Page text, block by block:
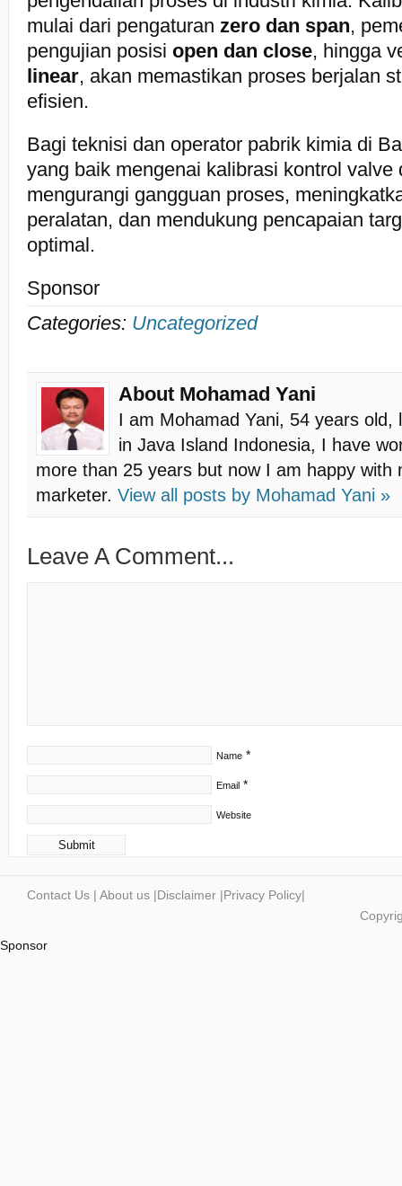
mulai dari pengaturan zero dan span,
pengujian posisi open dan close, hingga
linear, akan memastikan proses berjalan
efisien.
Bagi teknisi dan operator pabrik kimia di
yang baik mengenai kalibrasi kontrol valve
mengurangi gangguan proses,
peralatan, dan mendukung pencapaian
optimal.
Sponsor
Categories: Uncategorized
About Mohamad Yani
I am Mohamad Yani, 54 years old,
in Java Island Indonesia, I have
more than 25 years but now I am happy with
marketer. View all posts by Mohamad Yani »
Leave A Comment...
Name *
Email *
Website
Contact Us | About us |Disclaimer |Privacy Policy|
Sponsor